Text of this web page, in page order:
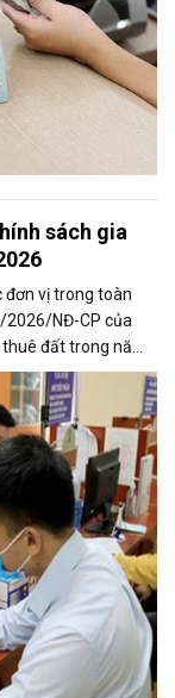
sách gia
đơn vị trong toàn
2026/NĐ-CP của
đất trong năm
đi vào thực tiễn và